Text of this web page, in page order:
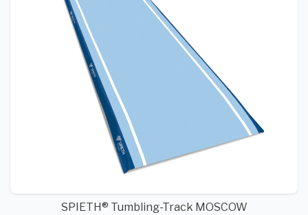
SPIETH® Tumbling-Track MOSCOW